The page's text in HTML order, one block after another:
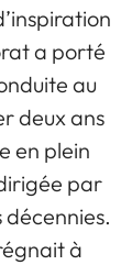
a porté
au
deux ans
en plein
par
à